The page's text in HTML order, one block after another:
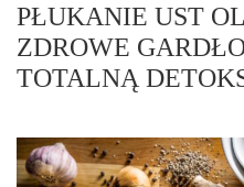
PŁUKANIE UST
ZDROWE
TOTALNĄ